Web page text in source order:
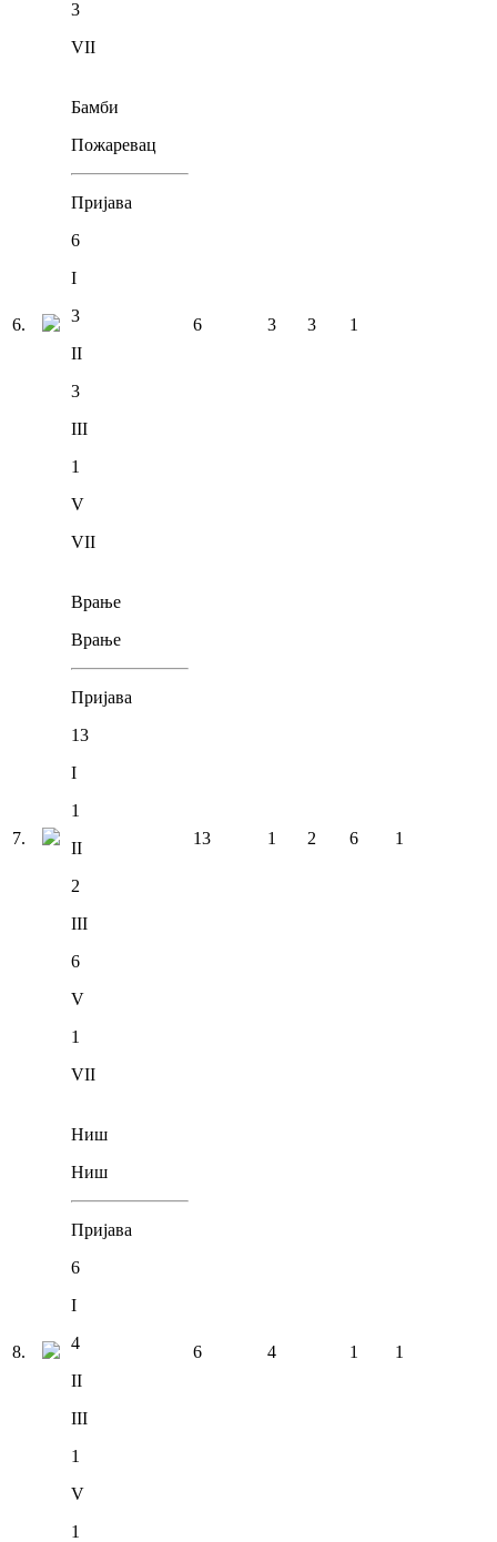
3
VII
6.
Бамби
Пожаревац
Пријава
6
I
3
II
3
III
1
V
VII
6 3 3 1
7.
Врање
Врање
Пријава
13
I
1
II
2
III
6
V
1
VII
13 1 2 6 1
8.
Ниш
Ниш
Пријава
6
I
4
II
III
1
V
1
6 4 1 1